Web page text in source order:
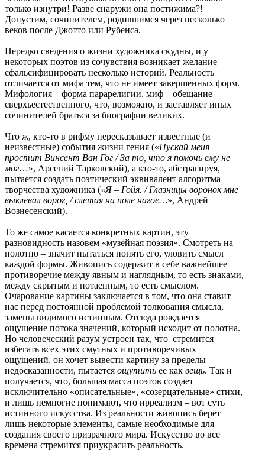
только изнутри! Разве снаружи она постижима?!
Допустим, сочинителем, родившимся через несколько
веков после Джотто или Рубенса.
Нередко сведения о жизни художника скудны, и у
некоторых поэтов из сочувствия возникает желание
сфальсифицировать несколько историй. Реальность
отличается от мифа тем, что не имеет завершенных форм.
Мифология – форма парарелигии, миф – обещание
сверхъестественного, что, возможно, и заставляет иных
сочинителей браться за биографии великих.
Что ж, кто-то в рифму пересказывает известные (и
неизвестные) события жизни гения («Пускай меня
простит Винсент Ван Гог / За то, что я помочь ему не
мог…», Арсений Тарковский), а кто-то, абстрагируя,
пытается создать поэтический эквивалент алгоритма
творчества художника («Я – Гойя. / Глазницы воронок мне
выклевал ворог, / слетая на поле нагое…», Андрей
Вознесенский).
То же самое касается конкретных картин, эту
разновидность назовем «музейная поэзия». Смотреть на
полотно – значит пытаться понять его, уловить смысл
каждой формы. Живопись содержит в себе важнейшее
противоречие между явным и наглядным, то есть знаками,
между скрытым и потаенным, то есть смыслом.
Очарование картины заключается в том, что она ставит
нас перед постоянной проблемой толкования смысла,
замены видимого истинным. Отсюда рождается
ощущение потока значений, который исходит от полотна.
Но человеческий разум устроен так, что стремится
избегать всех этих смутных и противоречивых
ощущений, он хочет вывести картину за пределы
недосказанности, пытается ощутить ее как вещь. Так и
получается, что, большая масса поэтов создает
исключительно «описательные», «созерцательные» стихи,
и лишь немногие понимают, что ирреализм – вот суть
истинного искусства. Из реальности живопись берет
лишь некоторые элементы, самые необходимые для
создания своего призрачного мира. Искусство во все
времена стремится приукрасить реальность.